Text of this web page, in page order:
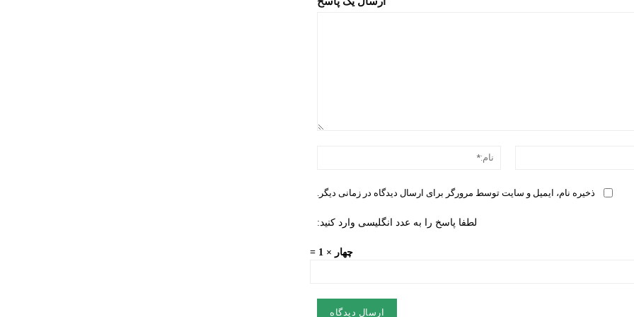
ایمیل:*
ذخیره نام، ایمیل و سایت توسط مرورگر برای ارسال دیدگاه در زمانی دیگر.
لطفا پاسخ را به عدد انگلیسی وارد کنید:
چهار × 1 =